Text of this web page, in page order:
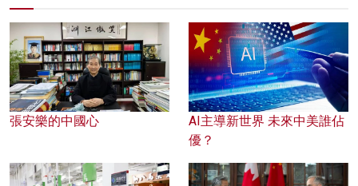
張安樂的中國心
AI主導新世界 未來中美誰佔
優？